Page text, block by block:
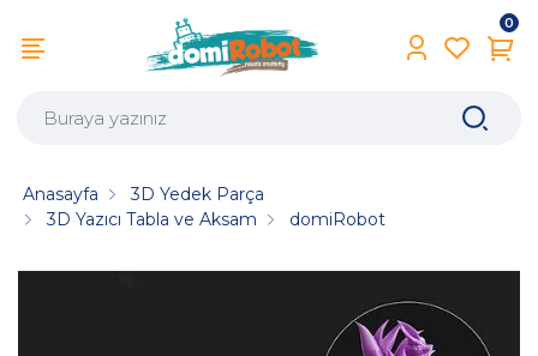
0
Anasayfa
3D Yedek Parça
3D Yazıcı Tabla ve Aksam
domiRobot